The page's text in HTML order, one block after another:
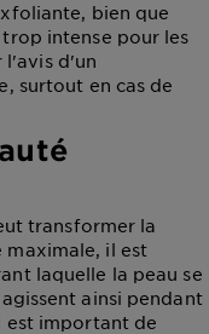
bien que
intense pour les
l'avis d'un
surtout en cas de
transformer la
maximale, il est
laquelle la peau se
ainsi pendant
est important de